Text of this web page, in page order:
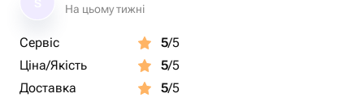
На цьому тижні
Сервіс 5/5
Ціна/Якість
5/5
Доставка
5/5